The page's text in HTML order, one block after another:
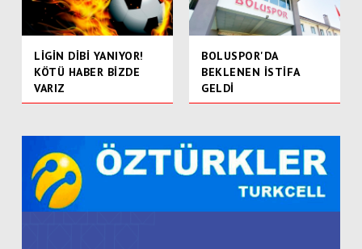
LİGİN DİBİ YANIYOR!
KÖTÜ HABER BİZDE
VARIZ
BOLUSPOR'DA
BEKLENEN İSTİFA
GELDİ